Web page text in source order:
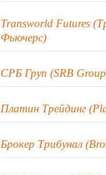
Transworld Futures
Фьючерс)
СРБ Груп (SRB
Платин Трейдинг
Брокер Трибунал